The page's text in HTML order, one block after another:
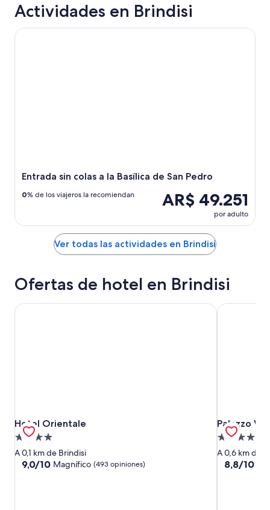
Actividades en Brindisi
Entrada sin colas a la Basílica de San Pedro
AR$ 49.251
por adulto
0% de los viajeros la recomiendan
Entrada sin colas a la Basílica de San Pedro
Ver todas las actividades en Brindisi
Ofertas de hotel en Brindisi
Hotel Orientale
Hotel Orientale
Propiedad
de
4.0
A 0,1 km de Brindisi
9.0
9,0/10 Magnífico (493 opiniones)
Hotel Orientale
Palazzo
Palazzo
Propiedad
de
4.0
A 0,6 km de
8.8
8,8/10
Palazzo